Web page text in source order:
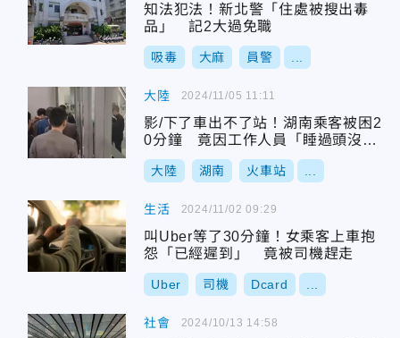
知法犯法！新北警「住處被搜出毒
品」 記2大過免職
吸毒 大麻 員警
大陸
影/下了車出不了站！湖南乘客被困2
0分鐘 竟因工作人員「睡過頭沒開
門」
大陸 湖南 火車站
2024/11/05 11:11
生活
叫Uber等了30分鐘！女乘客上車抱
怨「已經遲到」 竟被司機趕走
Uber 司機 Dcard
2024/11/02 09:29
社會 2024/10/13 14:58